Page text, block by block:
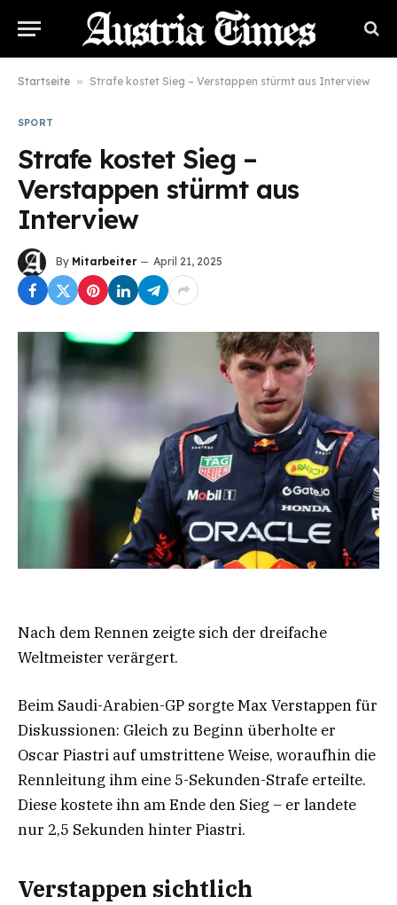
Startseite » Strafe kostet Sieg – Verstappen stürmt aus Interview
SPORT
Strafe kostet Sieg –
Verstappen stürmt aus
Interview
By Mitarbeiter April 21, 2025
Nach dem Rennen zeigte sich der dreifache
Weltmeister verärgert.
Beim Saudi-Arabien-GP sorgte Max Verstappen für
Diskussionen: Gleich zu Beginn überholte er
Oscar Piastri auf umstrittene Weise, woraufhin die
Rennleitung ihm eine 5-Sekunden-Strafe erteilte.
Diese kostete ihn am Ende den Sieg – er landete
nur 2,5 Sekunden hinter Piastri.
Verstappen sichtlich